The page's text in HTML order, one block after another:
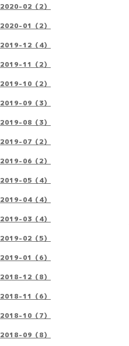
2020-02（2）
2020-01（2）
2019-12（4）
2019-11（2）
2019-10（2）
2019-09（3）
2019-08（3）
2019-07（2）
2019-06（2）
2019-05（4）
2019-04（4）
2019-03（4）
2019-02（5）
2019-01（6）
2018-12（8）
2018-11（6）
2018-10（7）
2018-09（8）